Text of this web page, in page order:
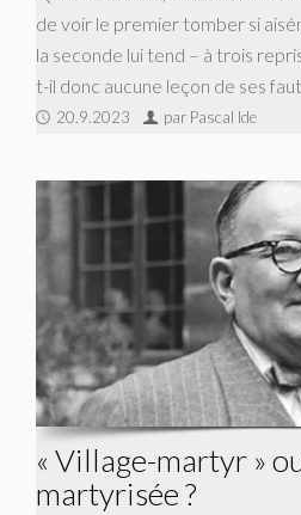
de voir le premier tomber si
la seconde lui tend – à trois
t-il donc aucune leçon de ses
20.9.2023 par Pascal Ide
« Village-martyr »
martyrisée ?